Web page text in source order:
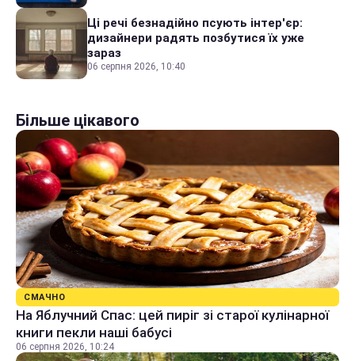
Ці речі безнадійно псують інтер'єр:
дизайнери радять позбутися їх уже
зараз
06 серпня 2026, 10:40
Більше цікавого
СМАЧНО
На Яблучний Спас: цей пиріг зі старої кулінарної
книги пекли наші бабусі
06 серпня 2026, 10:24